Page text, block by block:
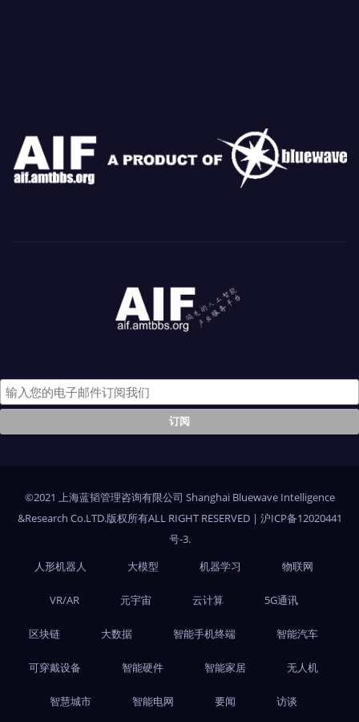
©2021 上海蓝韬管理咨询有限公司 Shanghai Bluewave Intelligence
&Research Co.LTD.版权所有ALL RIGHT RESERVED | 沪ICP备12020441
号-3.
人形机器人
大模型 机器学习 物联网
VR/AR 元宇宙 云计算 5G通讯
区块链 大数据 智能手机终端 智能汽车
可穿戴设备 智能硬件 智能家居 无人机
智慧城市 智能电网 要闻 访谈